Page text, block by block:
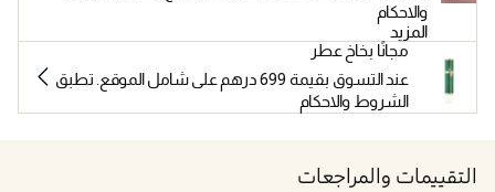
والاحكام
المزيد
مجانًا بخاخ عطر
عند التسوق بقيمة 699 درهم على شامل الموقع. تطبق
الشروط والاحكام
التقييمات والمراجعات